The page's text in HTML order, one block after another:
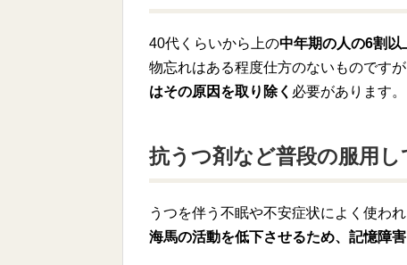
40代くらいから上の中年期の人の6割以
物忘れはある程度仕方のないものです
はその原因を取り除く 必要があります。
抗うつ剤など普段の服用
うつを伴う不眠や不安症状によく使わ
海馬の活動を低下させるため、記憶障